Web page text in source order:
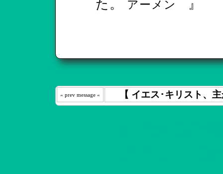
た。
アーメン 』
« prev message « 【 イエス･キリスト、